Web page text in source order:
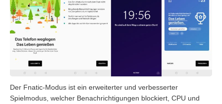
Der Fnatic-Modus ist ein erweiterter und verbesserter
Spielmodus, welcher Benachrichtigungen blockiert, CPU und